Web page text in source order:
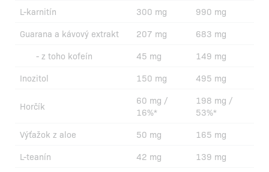
L-karnitín
300 mg
990 mg
Guarana a kávový extrakt
207 mg
683 mg
- z toho kofeín
45 mg
149 mg
Inozitol
150 mg 495 mg
Horčík
60 mg /
16%*
198 mg /
53%*
Výťažok z aloe
50 mg
165 mg
L-teanín
42 mg
139 mg